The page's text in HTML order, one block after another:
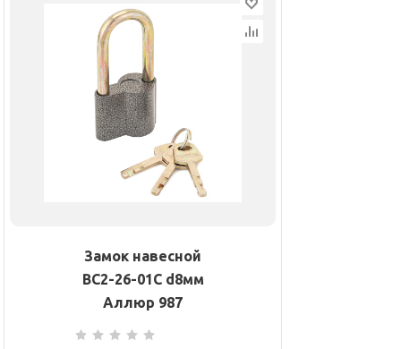
Замок навесной
ВС2-26-01С d8мм
Аллюр 987